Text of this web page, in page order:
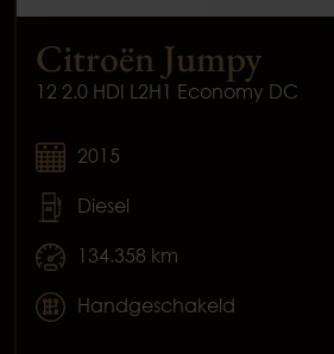
Citroën Jumpy
12 2.0 HDI L2H1 Economy DC
2015
Diesel
134.358 km
Handgeschakeld